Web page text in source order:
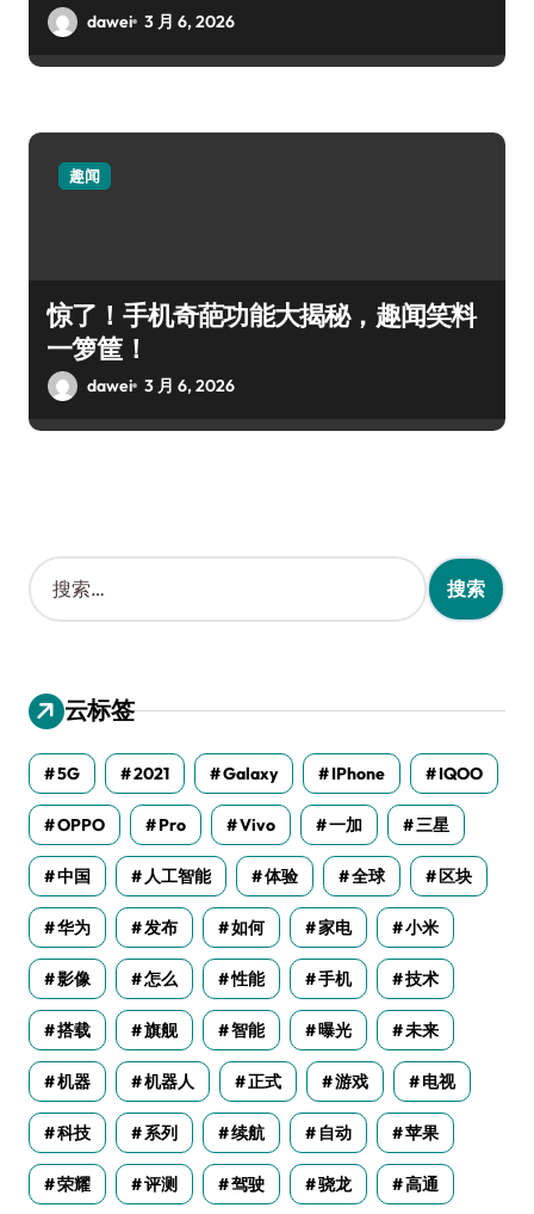
dawei 3 月 6, 2026
趣闻
惊了！手机奇葩功能大揭秘，趣闻笑料
一箩筐！
dawei 3 月 6, 2026
搜
索
：
云标签
5G 2021 Galaxy IPhone IQOO
OPPO Pro Vivo 一加 三星
中国 人工智能 体验 全球 区块
华为 发布 如何 家电 小米
影像 怎么 性能 手机 技术
搭载 旗舰 智能 曝光 未来
机器 机器人 正式 游戏 电视
科技 系列 续航 自动 苹果
荣耀 评测 驾驶 骁龙 高通